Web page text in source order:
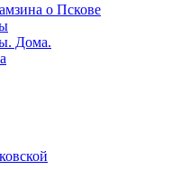
о Пскове
Дома.